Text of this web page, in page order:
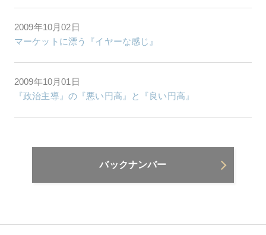
2009年10月02日
マーケットに漂う『イヤーな感じ』
2009年10月01日
『政治主導』の『悪い円高』と『良い円高』
バックナンバー